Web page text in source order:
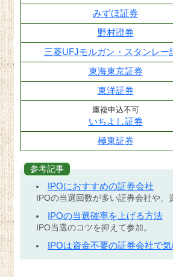
みずほ証券
野村證券
三菱UFJモルガン・スタンレー
東海東京証券
東洋証券
重複申込不可
いちよし証券
極東証券
参考記事
IPOにおすすめの証券会社
IPOの当選回数が多い証券会社や、
IPOの当選確率を上げる方法
IPO当選のコツを抑えて参加。
IPOは資金不要の証券会社で